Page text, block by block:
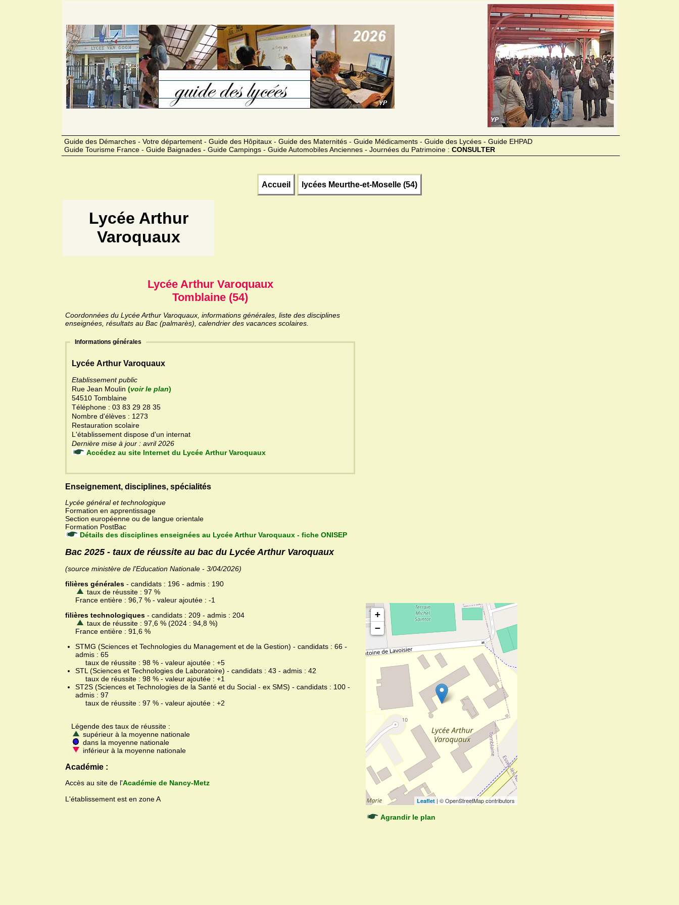
Guide des Démarches - Votre département - Guide des Hôpitaux - Guide des Maternités - Guide Médicaments - Guide des Lycées - Guide EHPAD
Guide Tourisme France - Guide Baignades - Guide Campings - Guide Automobiles Anciennes - Journées du Patrimoine : CONSULTER
Accueil lycées Meurthe-et-Moselle (54)
Lycée Arthur
Varoquaux
Lycée Arthur Varoquaux
Tomblaine (54)
Coordonnées du Lycée Arthur Varoquaux, informations générales, liste des disciplines
enseignées, résultats au Bac (palmarès), calendrier des vacances scolaires.
Informations générales
Lycée Arthur Varoquaux
Etablissement public
Rue Jean Moulin (voir le plan)
54510 Tomblaine
Téléphone : 03 83 29 28 35
Nombre d'élèves : 1273
Restauration scolaire
L'établissement dispose d'un internat
Dernière mise à jour : avril 2026
Accédez au site Internet du Lycée Arthur Varoquaux
Enseignement, disciplines, spécialités
Lycée général et technologique
Formation en apprentissage
Section européenne ou de langue orientale
Formation PostBac
Détails des disciplines enseignées au Lycée Arthur Varoquaux - fiche ONISEP
Bac 2025 - taux de réussite au bac du Lycée Arthur Varoquaux
(source ministère de l'Education Nationale - 3/04/2026)
filières générales - candidats : 196 - admis : 190
taux de réussite : 97 %
France entière : 96,7 % - valeur ajoutée : -1
filières technologiques - candidats : 209 - admis : 204
taux de réussite : 97,6 % (2024 : 94,8 %)
France entière : 91,6 %
STMG (Sciences et Technologies du Management et de la Gestion) - candidats : 66 -
admis : 65
taux de réussite : 98 % - valeur ajoutée : +5
STL (Sciences et Technologies de Laboratoire) - candidats : 43 - admis : 42
taux de réussite : 98 % - valeur ajoutée : +1
ST2S (Sciences et Technologies de la Santé et du Social - ex SMS) - candidats : 100 -
admis : 97
taux de réussite : 97 % - valeur ajoutée : +2
Légende des taux de réussite :
supérieur à la moyenne nationale
dans la moyenne nationale
inférieur à la moyenne nationale
Académie :
Accès au site de l'Académie de Nancy-Metz
L'établissement est en zone A
+
−
Leaflet | © OpenStreetMap contributors
Agrandir le plan